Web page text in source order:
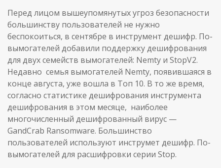
Перед лицом вышеупомянутых угроз безопасности
большинству пользователей не нужно
беспокоиться, в сентябре в инструмент дешифр. По-
вымогателей добавили поддержку дешифрования
для двух семейств вымогателей: Nemty и StopV2.
Недавно семья вымогателей Nemty, появившаяся в
конце августа, уже вошла в Toп 10. В то же время,
согласно статистике дешифрования инструмента
дешифрования в этом месяце, наиболее
многочисленный дешифрованный вирус —
GandCrab Ransomware. Большинство
пользователей используют инструмет дешифр. По-
вымогателей для расшифровки серии Stop.